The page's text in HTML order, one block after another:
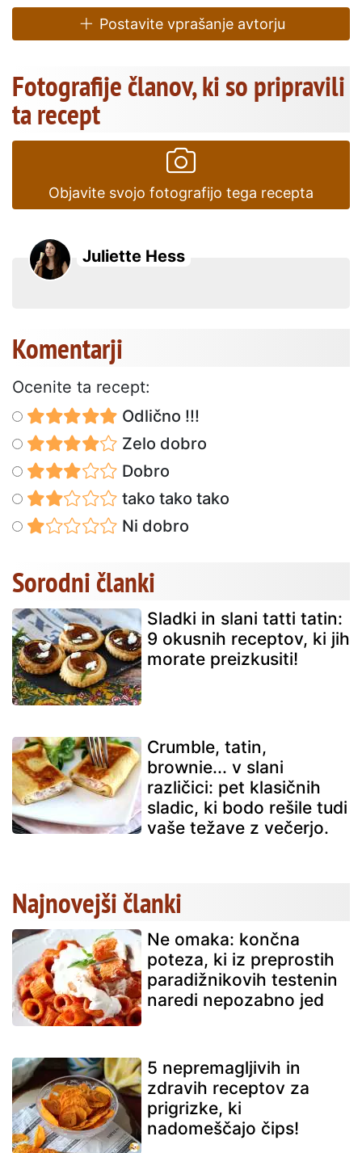
Postavite vprašanje avtorju
Fotografije članov, ki so pripravili
ta recept
Objavite svojo fotografijo tega recepta
Juliette Hess
Komentarji
Ocenite ta recept:
Odlično !!!
Zelo dobro
Dobro
tako tako tako
Ni dobro
Sorodni članki
Sladki in slani tatti tatin:
9 okusnih receptov, ki jih
morate preizkusiti!
Crumble, tatin,
brownie... v slani
različici: pet klasičnih
sladic, ki bodo rešile tudi
vaše težave z večerjo.
Najnovejši članki
Ne omaka: končna
poteza, ki iz preprostih
paradižnikovih testenin
naredi nepozabno jed
5 nepremagljivih in
zdravih receptov za
prigrizke, ki
nadomeščajo čips!